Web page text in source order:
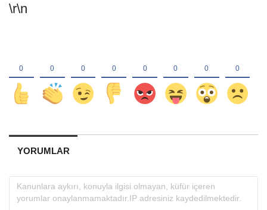
\r\n
YORUMLAR